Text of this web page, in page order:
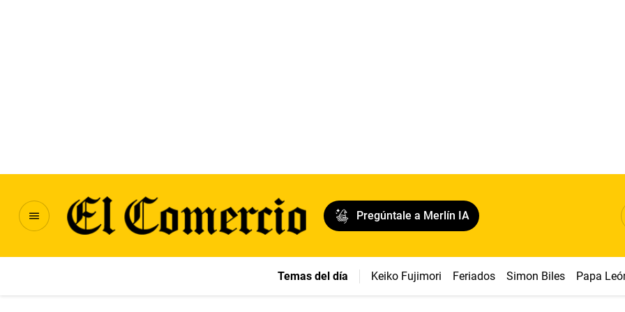
Pregúntale a Merlín IA
Temas del día Keiko Fujimori Feriados Simon Biles Papa